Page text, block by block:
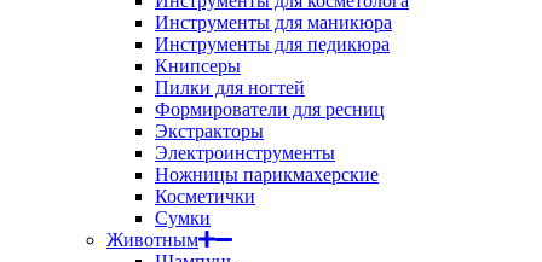
Инструменты для маникюра
Инструменты для педикюра
Книпсеры
Пилки для ногтей
Формирователи для ресниц
Экстракторы
Электроинструменты
Ножницы парикмахерские
Косметички
Сумки
Животным